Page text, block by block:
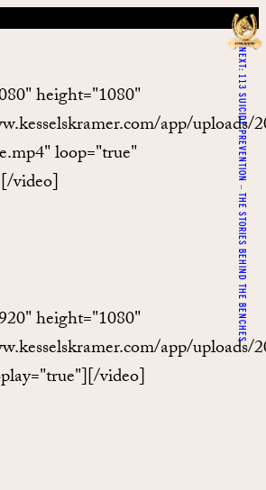
NEXT:
113 SUICIDE PREVENTION – THE STORIES BEHIND THE BENCHES
height="1080"
app/
loop="true"
video]
height="1080"
app/
video]